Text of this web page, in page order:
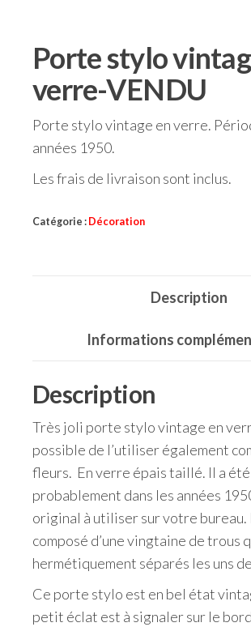
Porte stylo
verre-VENDU
Porte stylo vintage en verre.
années 1950.
Les frais de livraison sont inclus.
Catégorie : Décoration
Description
Informations
Description
Très joli porte stylo vintage en
possible de l’utiliser également
fleurs. En verre épais taillé. Il a
probablement dans les années
original à utiliser sur votre bureau.
composé d’une vingtaine de trous
hermétiquement séparés les uns
Ce porte stylo est en bel état
petit éclat est à signaler sur le